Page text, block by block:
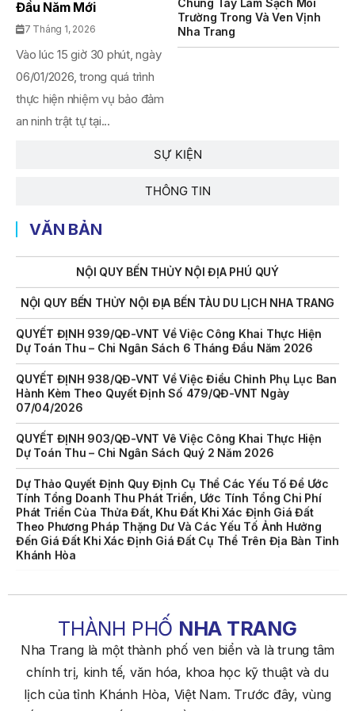
SỰ KIỆN
THÔNG TIN
Đầu Năm Mới
7 Tháng 1, 2026
Vào lúc 15 giờ 30 phút, ngày
06/01/2026, trong quá trình
thực hiện nhiệm vụ bảo đảm
an ninh trật tự tại...
Chung Tay Làm Sạch Môi
Trường Trong Và Ven Vịnh
Nha Trang
VĂN BẢN
THÔNG BÁO Số 707/TB-VNT: Kết Quả Lựa Chọn Đơn Vị Tổ
Biển Số KH-0834
Chức Đấu Giá Tài Sản Đối Với Ca Nô 200CV VNT 02 Biển
Số KH-0387
THÔNG BÁO Số 659/TB-VNT Năm 2026 V/v Đính Chính
Thông Báo Số 641/TB-VNT Ngày 18/05/2026 Của Ban
NỘI QUY BẾN THỦY NỘI ĐỊA HÒN MUN
Dự Toán Thu – Chi Ngân Sách 6 Tháng Đầu Năm 2026
Hành Kèm Theo Quyết Định Số 479/QĐ-VNT Ngày
07/04/2026
Dự Toán Thu – Chi Ngân Sách Quý 2 Năm 2026
Tính Tổng Doanh Thu Phát Triển, Ước Tính Tổng Chi Phí
Phát Triển Của Thửa Đất, Khu Đất Khi Xác Định Giá Đất
Theo Phương Pháp Thặng Dư Và Các Yếu Tố Ảnh Hưởng
Đến Giá Đất Khi Xác Định Giá Đất Cụ Thể Trên Địa Bàn Tỉnh
Khánh Hòa
Biển Số KH-0834
THÔNG BÁO Số 706/TB-VNT: Kết Quả Lựa Chọn Đơn Vị Tổ
Chức Đấu Giá Tài Sản Đối Với Ca Nô 200CV VNT 02 Biển
Số KH-0387
THÔNG BÁO Số 659/TB-VNT Năm 2026 V/v Đính Chính
Thông Báo Số 641/TB-VNT Ngày 18/05/2026 Của Ban
THÀNH PHỐ NHA TRANG
Nha Trang là một thành phố ven biển và là trung tâm
chính trị, kinh tế, văn hóa, khoa học kỹ thuật và du
lịch của tỉnh Khánh Hòa, Việt Nam. Trước đây, vùng